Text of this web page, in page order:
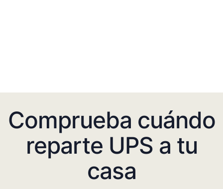
Comprueba cuándo
reparte UPS a tu
casa